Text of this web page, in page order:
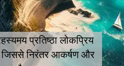
प्रतिष्ठा लोकप्रिय
जिससे निरंतर आकर्षण और